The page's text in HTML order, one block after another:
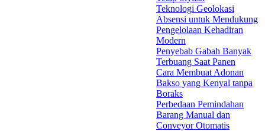
Teknologi Geolokasi
Absensi untuk Mendukung
Pengelolaan Kehadiran
Modern
Penyebab Gabah Banyak
Terbuang Saat Panen
Cara Membuat Adonan
Bakso yang Kenyal tanpa
Boraks
Perbedaan Pemindahan
Barang Manual dan
Conveyor Otomatis